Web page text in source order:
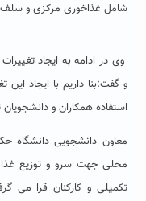
شامل غذاخوری مرکزی و
وی در ادامه به ایجاد
و گفت:بنا داریم با ایجاد
استفاده همکاران و دانشجویان
معاون دانشجویی دانشگاه
محلی جهت سرو و توزیع غذا
تکمیلی و کارکنان قرا می